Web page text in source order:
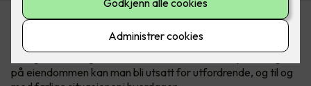
En trygg og mer komfortabel vinter
på eiendommen kan man bli utsatt for utfordrende, og til og